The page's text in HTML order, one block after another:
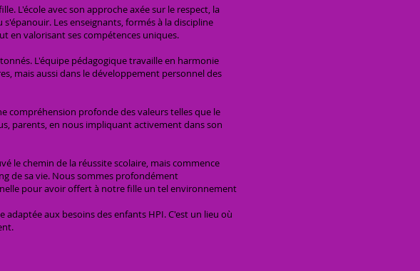
L'école avec son approche axée sur le respect, la
Les enseignants, formés à la discipline
en valorisant ses compétences uniques.
L'équipe pédagogique travaille en harmonie
mais aussi dans le développement personnel des
compréhension profonde des valeurs telles que le
parents, en nous impliquant activement dans son
le chemin de la réussite scolaire, mais commence
de sa vie. Nous sommes profondément
pour avoir offert à notre fille un tel environnement
aux besoins des enfants HPI. C'est un lieu où